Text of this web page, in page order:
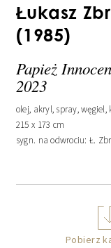
Łukasz
(1985)
Papież
2023
olej, akryl, spray, węgiel,
215 x 173 cm
sygn. na odwrociu: Ł.
Pobierz